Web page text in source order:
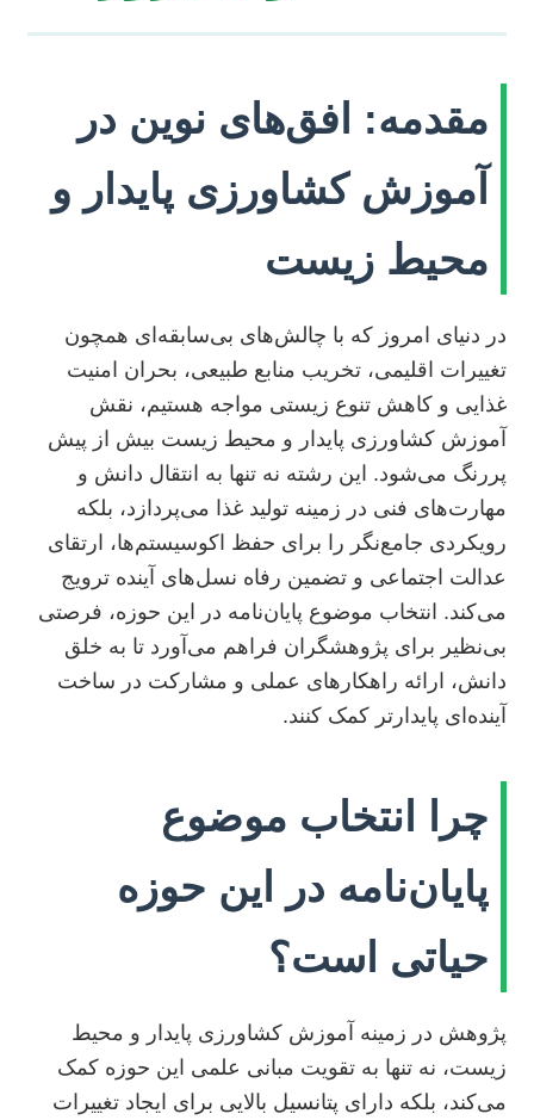
مقدمه: افق‌های نوین در
آموزش کشاورزی پایدار و
محیط زیست
در دنیای امروز که با چالش‌های بی‌سابقه‌ای همچون
تغییرات اقلیمی، تخریب منابع طبیعی، بحران امنیت
غذایی و کاهش تنوع زیستی مواجه هستیم، نقش
آموزش کشاورزی پایدار و محیط زیست بیش از پیش
پررنگ می‌شود. این رشته نه تنها به انتقال دانش و
مهارت‌های فنی در زمینه تولید غذا می‌پردازد، بلکه
رویکردی جامع‌نگر را برای حفظ اکوسیستم‌ها، ارتقای
عدالت اجتماعی و تضمین رفاه نسل‌های آینده ترویج
می‌کند. انتخاب موضوع پایان‌نامه در این حوزه، فرصتی
بی‌نظیر برای پژوهشگران فراهم می‌آورد تا به خلق
دانش، ارائه راهکارهای عملی و مشارکت در ساخت
آینده‌ای پایدارتر کمک کنند.
چرا انتخاب موضوع
پایان‌نامه در این حوزه
حیاتی است؟
پژوهش در زمینه آموزش کشاورزی پایدار و محیط
زیست، نه تنها به تقویت مبانی علمی این حوزه کمک
می‌کند، بلکه دارای پتانسیل بالایی برای ایجاد تغییرات